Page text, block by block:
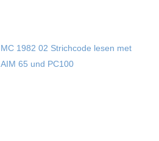
MC 1982 02 Strichcode lesen met
AIM 65 und PC100